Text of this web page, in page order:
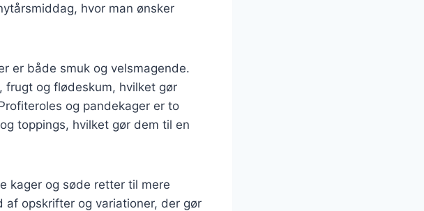
hvor man ønsker
er både smuk og velsmagende.
og flødeskum, hvilket gør
og pandekager er to
toppings, hvilket gør dem til en
kager og søde retter til mere
opskrifter og variationer, der gør